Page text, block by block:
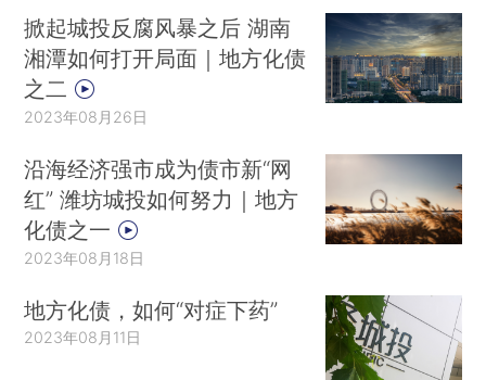
掀起城投反腐风暴之后 湖南
湘潭如何打开局面｜地方化债
之二
2023年08月26日
沿海经济强市成为债市新“网
红” 潍坊城投如何努力｜地方
化债之一
2023年08月18日
地方化债，如何“对症下药”
2023年08月11日